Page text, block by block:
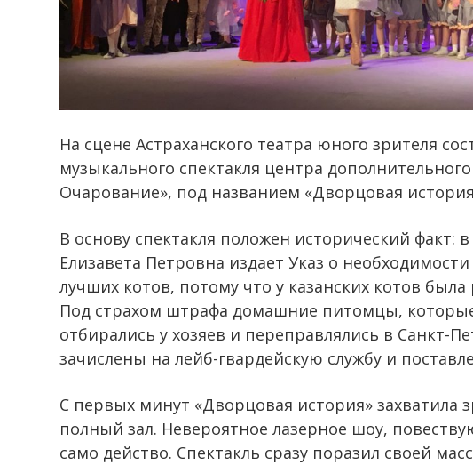
На сцене Астраханского театра юного зрителя
музыкального спектакля центра
Очарование», под названием «Дворцовая
В основу спектакля положен исторический факт:
Елизавета Петровна издает Указ о
лучших котов, потому что у казанских котов
Под страхом штрафа домашние питомцы,
отбирались у хозяев и переправлялись в Санкт-
зачислены на лейб-гвардейскую службу и
С первых минут «Дворцовая история» захватила
полный зал. Невероятное лазерное шоу,
само действо. Спектакль сразу поразил своей